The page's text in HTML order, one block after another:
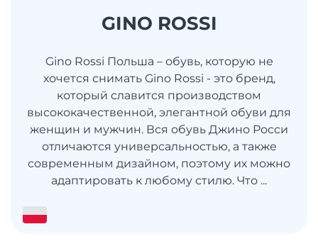
GINO ROSSI
Gino Rossi Польша – обувь, которую не
хочется снимать Gino Rossi - это бренд,
который славится производством
высококачественной, элегантной обуви для
женщин и мужчин. Вся обувь Джино Росси
отличаются универсальностью, а также
современным дизайном, поэтому их можно
адаптировать к любому стилю. Что ...